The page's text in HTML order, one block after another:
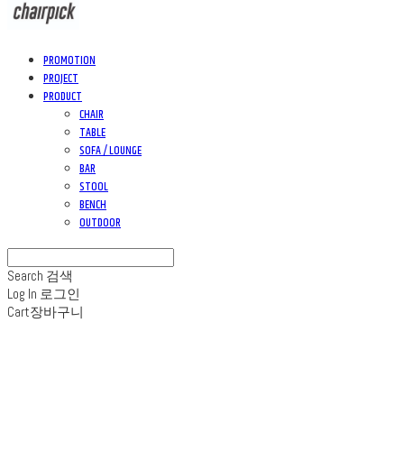
PROMOTION
PROJECT
PRODUCT
CHAIR
TABLE
SOFA / LOUNGE
BAR
STOOL
BENCH
OUTDOOR
Search 검색
Log In 로그인
Cart장바구니